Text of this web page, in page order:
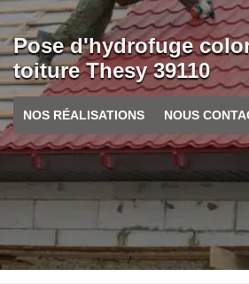
Pose d'hydrofuge
toiture Thesy 39110
NOS RÉALISATIONS NOUS